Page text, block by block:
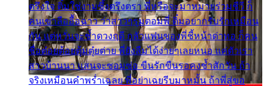
ตรึงใจ ติ๋มใช่งามซึ้งตรึงตรา พี่หรือจะมาหมายร่วมชีวี ก็
คนเขาลืออื้อฉาว ว่าสาวๆรุมตอมพี่ ติ๋มอยากรับรักเหมือน
กัน แต่หวั่นจะช้ำดวงฤดี กลัวแฟนของพี่ชี้หน้าด่าทอ ก็คน
ชื่อต๋อยต้อยตุ้มตุ๋ยต่าย พี่ยังลืมได้ง่ายๆเลยหนอ แค่ตัวเรา
สาวบ้านนา แสนจะซอมซ่อ ขืนรักขืนรอคงช้ำสักวัน ถ้า
จริงเหมือนคำพร่ำเฉลย พี่อย่าเฉยรีบมาหมั้น ถ้าพี่สู่ขอ